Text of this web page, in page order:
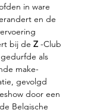
in ware
en de
bij de Z -Club
als
make-
gevolgd
door een
Belgische